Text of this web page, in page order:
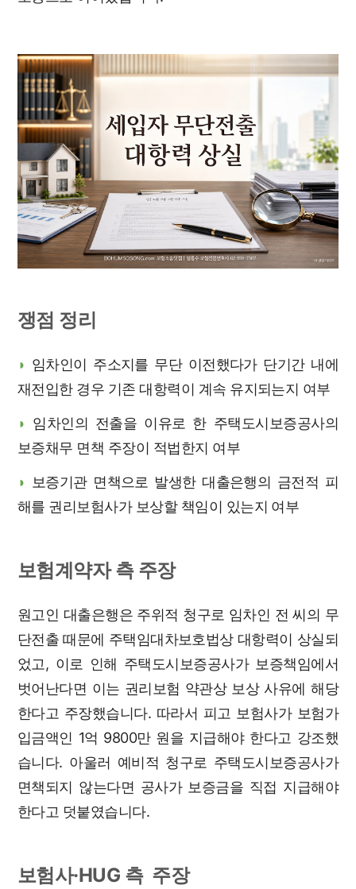
쟁점 정리
◗ 임차인이 주소지를 무단 이전했다가 단기간 내에
재전입한 경우 기존 대항력이 계속 유지되는지 여부
◗ 임차인의 전출을 이유로 한 주택도시보증공사의
보증채무 면책 주장이 적법한지 여부
◗
보증기관 면책으로 발생한 대출은행의 금전적 피
해를 권리보험사가 보상할 책임이 있는지 여부
보험계약자 측 주장
원고인 대출은행은 주위적 청구로 임차인 전 씨의 무
단전출 때문에 주택임대차보호법상 대항력이 상실되
었고, 이로 인해 주택도시보증공사가 보증책임에서
벗어난다면 이는 권리보험 약관상 보상 사유에 해당
한다고 주장했습니다. 따라서 피고 보험사가 보험가
입금액인 1억 9800만 원을 지급해야 한다고 강조했
습니다. 아울러 예비적 청구로 주택도시보증공사가
면책되지 않는다면 공사가 보증금을 직접 지급해야
한다고 덧붙였습니다.
보험사·HUG 측 주장